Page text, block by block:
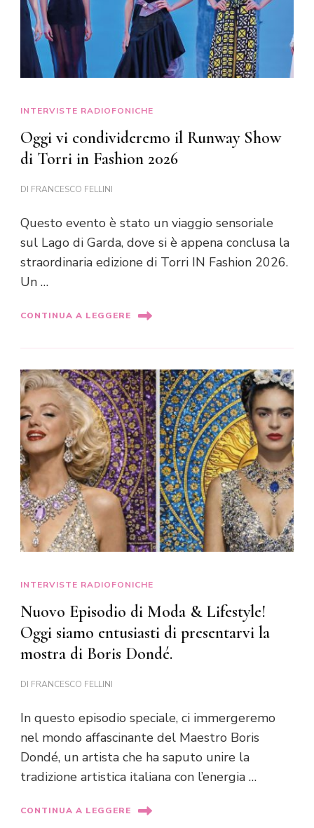
INTERVISTE RADIOFONICHE
Oggi vi condivideremo il Runway Show
di Torri in Fashion 2026
DI FRANCESCO FELLINI
Questo evento è stato un viaggio sensoriale
sul Lago di Garda, dove si è appena conclusa la
straordinaria edizione di Torri IN Fashion 2026.
Un …
CONTINUA A LEGGERE
INTERVISTE RADIOFONICHE
Nuovo Episodio di Moda & Lifestyle!
Oggi siamo entusiasti di presentarvi la
mostra di Boris Dondé.
DI FRANCESCO FELLINI
In questo episodio speciale, ci immergeremo
nel mondo affascinante del Maestro Boris
Dondé, un artista che ha saputo unire la
tradizione artistica italiana con l’energia …
CONTINUA A LEGGERE